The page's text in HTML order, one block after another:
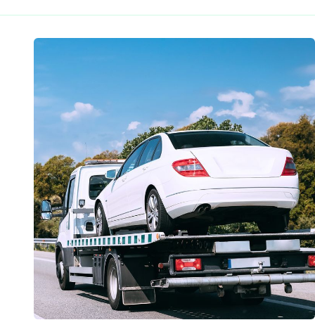
البحيرة
2026:
كيف
تحمي
نفسك
من
الاستغلال؟